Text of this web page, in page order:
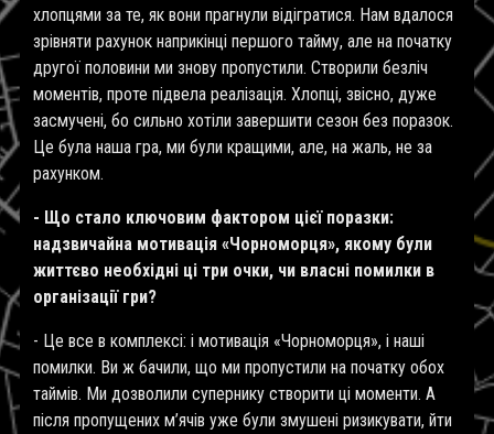
хлопцями за те, як вони прагнули відігратися. Нам вдалося
зрівняти рахунок наприкінці першого тайму, але на початку
другої половини ми знову пропустили. Створили безліч
моментів, проте підвела реалізація. Хлопці, звісно, дуже
засмучені, бо сильно хотіли завершити сезон без поразок.
Це була наша гра, ми були кращими, але, на жаль, не за
рахунком.
- Що стало ключовим фактором цієї поразки:
надзвичайна мотивація «Чорноморця», якому були
життєво необхідні ці три очки, чи власні помилки в
організації гри?
- Це все в комплексі: і мотивація «Чорноморця», і наші
помилки. Ви ж бачили, що ми пропустили на початку обох
таймів. Ми дозволили супернику створити ці моменти. А
після пропущених м’ячів уже були змушені ризикувати, йти